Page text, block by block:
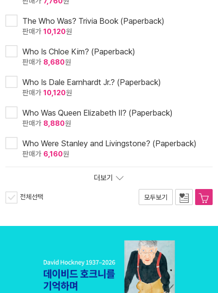
The Who Was? Trivia Book (Paperback)
판매가 10,120원
Who Is Chloe Kim? (Paperback)
판매가 8,680원
Who Is Dale Earnhardt Jr.? (Paperback)
판매가 10,120원
Who Was Queen Elizabeth II? (Paperback)
판매가 8,880원
Who Were Stanley and Livingstone? (Paperback)
판매가 6,160원
더보기
전체선택 모두보기